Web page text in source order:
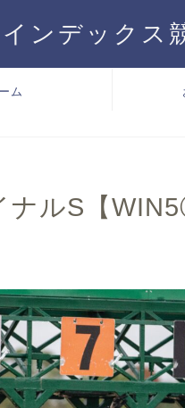
インデックス
ム
ナルS【